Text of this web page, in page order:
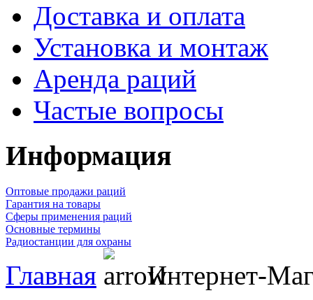
Доставка и оплата
Установка и монтаж
Аренда раций
Частые вопросы
Информация
Оптовые продажи раций
Гарантия на товары
Сферы применения раций
Основные термины
Радиостанции для охраны
Главная Интернет-